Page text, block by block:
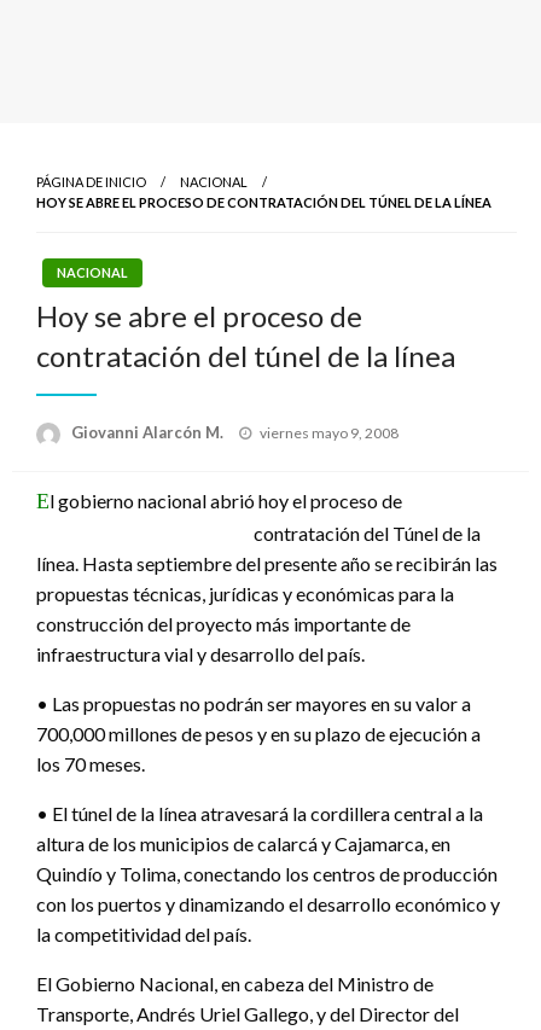
PÁGINA DE INICIO
NACIONAL
HOY SE ABRE EL PROCESO DE CONTRATACIÓN DEL TÚNEL DE LA LÍNEA
NACIONAL
Hoy se abre el proceso de
contratación del túnel de la línea
Giovanni Alarcón M.
Publicado
viernes mayo 9, 2008
El gobierno nacional abrió hoy el proceso de
contratación del Túnel de la
línea. Hasta septiembre del presente año se recibirán las
propuestas técnicas, jurídicas y económicas para la
construcción del proyecto más importante de
infraestructura vial y desarrollo del país.
• Las propuestas no podrán ser mayores en su valor a
700,000 millones de pesos y en su plazo de ejecución a
los 70 meses.
• El túnel de la línea atravesará la cordillera central a la
altura de los municipios de calarcá y Cajamarca, en
Quindío y Tolima, conectando los centros de producción
con los puertos y dinamizando el desarrollo económico y
la competitividad del país.
El Gobierno Nacional, en cabeza del Ministro de
Transporte, Andrés Uriel Gallego, y del Director del